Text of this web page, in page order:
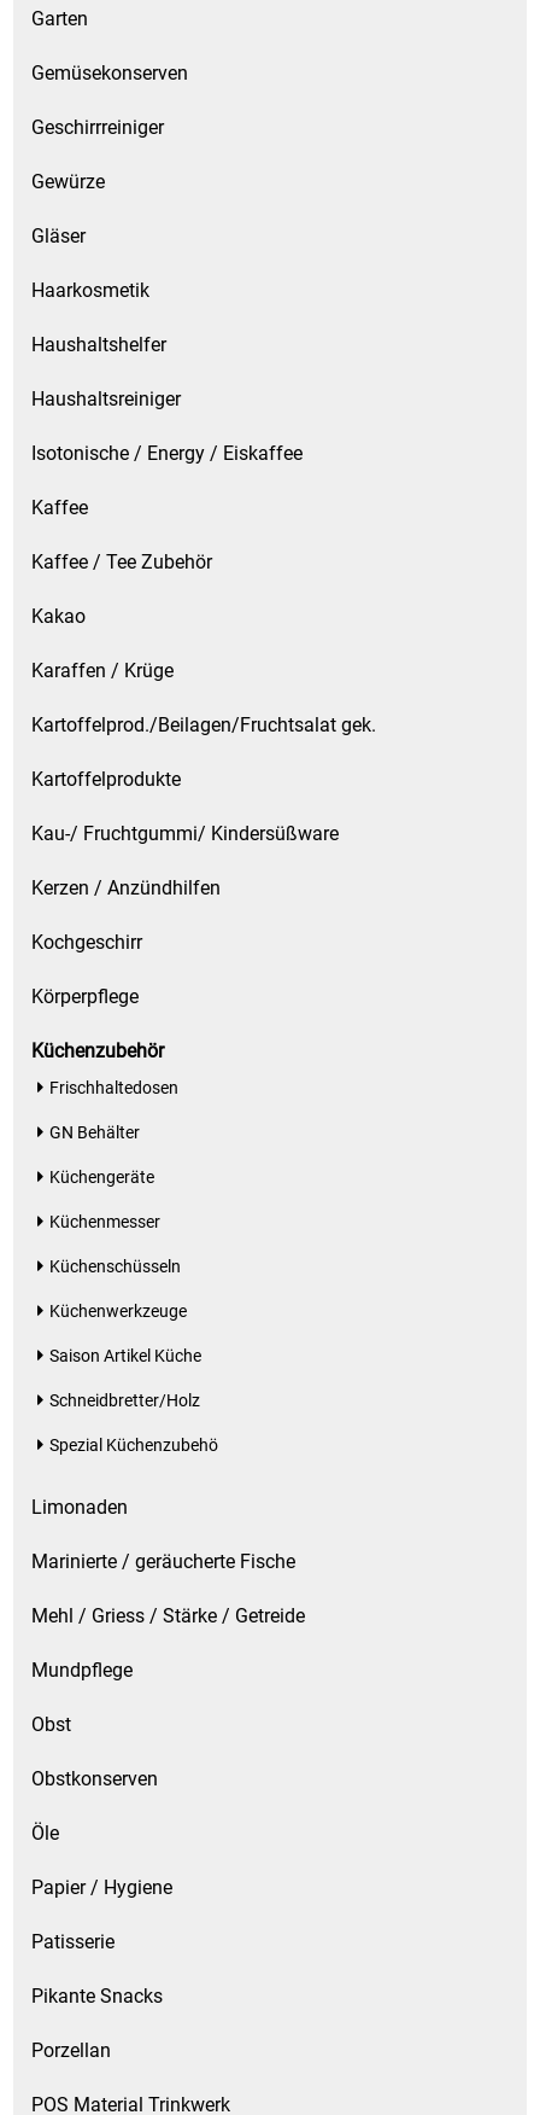
Garten
Gemüsekonserven
Geschirrreiniger
Gewürze
Gläser
Haarkosmetik
Haushaltshelfer
Haushaltsreiniger
Isotonische / Energy / Eiskaffee
Kaffee
Kaffee / Tee Zubehör
Kakao
Karaffen / Krüge
Kartoffelprod./Beilagen/Fruchtsalat gek.
Kartoffelprodukte
Kau-/ Fruchtgummi/ Kindersüßware
Kerzen / Anzündhilfen
Kochgeschirr
Körperpflege
Küchenzubehör
Frischhaltedosen
GN Behälter
Küchengeräte
Küchenmesser
Küchenschüsseln
Küchenwerkzeuge
Saison Artikel Küche
Schneidbretter/Holz
Spezial Küchenzubehö
Limonaden
Marinierte / geräucherte Fische
Mehl / Griess / Stärke / Getreide
Mundpflege
Obst
Obstkonserven
Öle
Papier / Hygiene
Patisserie
Pikante Snacks
Porzellan
POS Material Trinkwerk